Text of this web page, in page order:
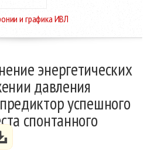
и графика ИВЛ
энергетических
давления
успешного
спонтанного